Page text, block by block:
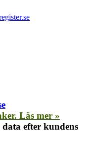
Läs mer »
efter kundens